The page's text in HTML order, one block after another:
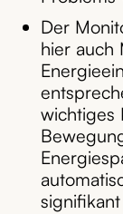
Der
hier auch
wichtiges